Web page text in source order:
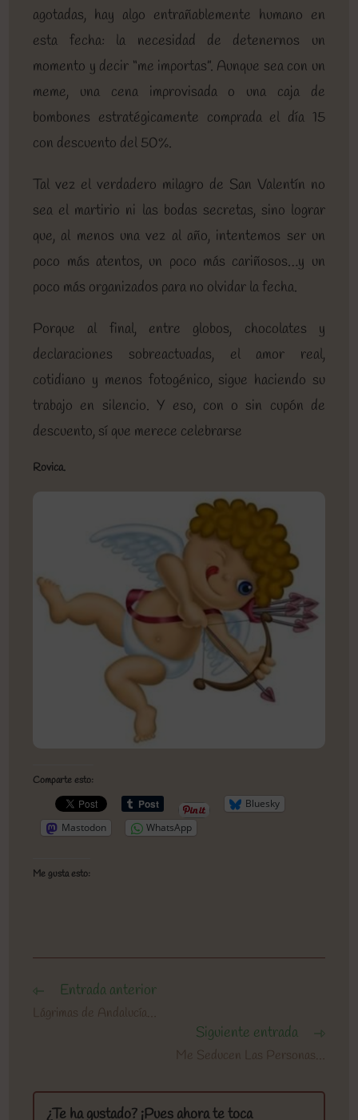
agotadas, hay algo entrañablemente humano en
esta fecha: la necesidad de detenernos un
momento y decir “me importas”. Aunque sea con un
meme, una cena improvisada o una caja de
bombones estratégicamente comprada el día 15
con descuento del 50%.
Tal vez el verdadero milagro de San Valentín no
sea el martirio ni las bodas secretas, sino lograr
que, al menos una vez al año, intentemos ser un
poco más atentos, un poco más cariñosos…y un
poco más organizados para no olvidar la fecha.
Porque al final, entre globos, chocolates y
declaraciones sobreactuadas, el amor real,
cotidiano y menos fotogénico, sigue haciendo su
trabajo en silencio. Y eso, con o sin cupón de
descuento, sí que merece celebrarse
Rovica.
Comparte esto:
Bluesky
Mastodon
WhatsApp
Me gusta esto:
Leer
artículos
Entrada anterior
Lágrimas de Andalucía…
Siguiente entrada
Me Seducen Las Personas…
¿Te ha gustado? ¡Pues ahora te toca